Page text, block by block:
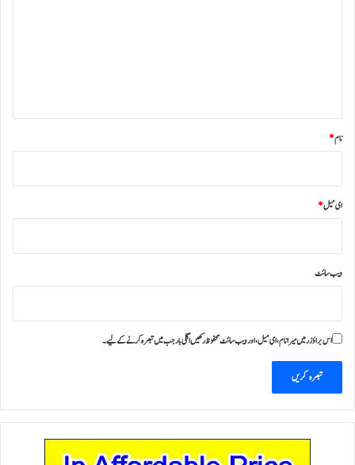
نام*
ای میل*
ویب‌ سائٹ
اس براؤزر میں میرا نام، ای میل، اور ویب سائٹ محفوظ رکھیں اگلی بار جب میں تبصرہ کرنے کےلیے۔